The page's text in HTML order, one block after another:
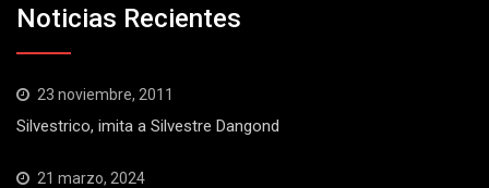
Noticias Recientes
23 noviembre, 2011
Silvestrico, imita a Silvestre Dangond
21 marzo, 2024